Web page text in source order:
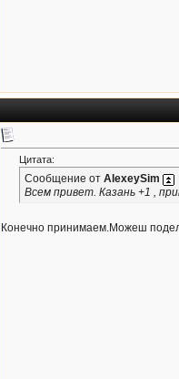
Цитата:
Сообщение от AlexeySim
Всем привет. Казань +1 ,
Конечно принимаем.Можеш